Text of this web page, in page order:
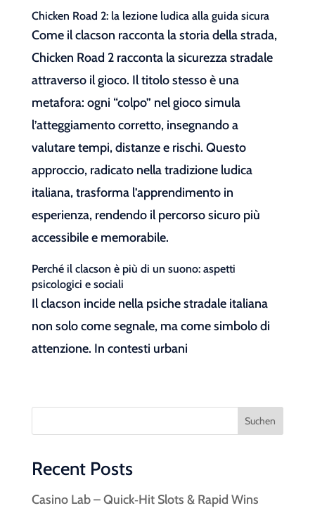
Chicken Road 2: la lezione ludica alla guida sicura
Come il clacson racconta la storia della strada,
Chicken Road 2 racconta la sicurezza stradale
attraverso il gioco. Il titolo stesso è una
metafora: ogni “colpo” nel gioco simula
l’atteggiamento corretto, insegnando a
valutare tempi, distanze e rischi. Questo
approccio, radicato nella tradizione ludica
italiana, trasforma l’apprendimento in
esperienza, rendendo il percorso sicuro più
accessibile e memorabile.
Perché il clacson è più di un suono: aspetti
psicologici e sociali
Il clacson incide nella psiche stradale italiana
non solo come segnale, ma come simbolo di
attenzione. In contesti urbani
Suchen
Recent Posts
Casino Lab – Quick‑Hit Slots & Rapid Wins